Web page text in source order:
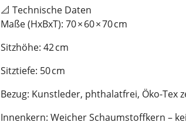
📐 Technische Daten
Maße (HxBxT): 70 × 60 × 70 cm
Sitzhöhe: 42 cm
Sitztiefe: 50 cm
Bezug: Kunstleder, phthalatfrei, Öko-Tex
Innenkern: Weicher Schaumstoffkern –